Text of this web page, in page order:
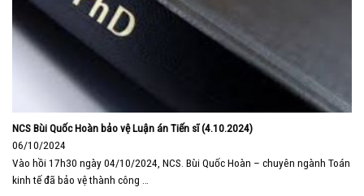
NCS Bùi Quốc Hoàn bảo vệ Luận án Tiến sĩ (4.10.2024)
06/10/2024
Vào hồi 17h30 ngày 04/10/2024, NCS. Bùi Quốc Hoàn – chuyên ngành Toán
kinh tế đã bảo vệ thành công …